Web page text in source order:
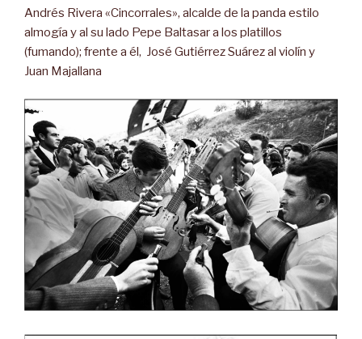
Andrés Rivera «Cincorrales», alcalde de la panda estilo
almogía y al su lado Pepe Baltasar a los platillos
(fumando); frente a él, José Gutiérrez Suárez al violín y
Juan Majallana